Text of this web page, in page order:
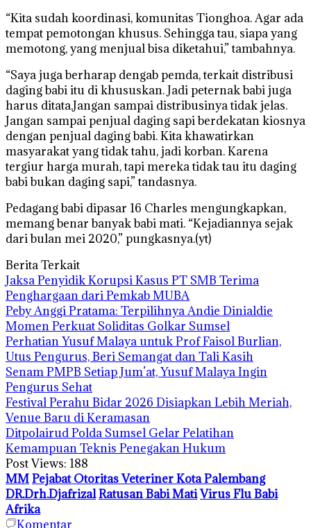
“Kita sudah koordinasi, komunitas Tionghoa. Agar ada
tempat pemotongan khusus. Sehingga tau, siapa yang
memotong, yang menjual bisa diketahui,” tambahnya.
“Saya juga berharap dengab pemda, terkait distribusi
daging babi itu di khususkan. Jadi peternak babi juga
harus ditata.Jangan sampai distribusinya tidak jelas.
Jangan sampai penjual daging sapi berdekatan kiosnya
dengan penjual daging babi. Kita khawatirkan
masyarakat yang tidak tahu, jadi korban. Karena
tergiur harga murah, tapi mereka tidak tau itu daging
babi bukan daging sapi,” tandasnya.
Pedagang babi dipasar 16 Charles mengungkapkan,
memang benar banyak babi mati. “Kejadiannya sejak
dari bulan mei 2020,” pungkasnya.(yt)
Berita Terkait
Jaksa Penyidik Korupsi Kasus PT SMB Terima
Penghargaan dari Pemkab MUBA
Peby Anggi Pratama: Terpilihnya Andie Dinialdie
Momen Perkuat Soliditas Golkar Sumsel
Perhatian Yusuf Malaya untuk Prof Faisol Burlian,
Utus Pengurus, Beri Semangat dan Tali Kasih
Senam PMPB Setiap Jum’at, Yusuf Malaya Ingin
Pengurus Sehat
Festival Perahu Bidar 2026 Disiapkan Lebih Meriah,
Venue Baru di Keramasan
Ditpolairud Polda Sumsel Gelar Pelatihan
Kemampuan Teknis Penegakan Hukum
Post Views: 188
MMPejabat Otoritas Veteriner Kota Palembang
DR.Drh.DjafrizalRatusan Babi MatiVirus Flu Babi
Afrika
Komentar